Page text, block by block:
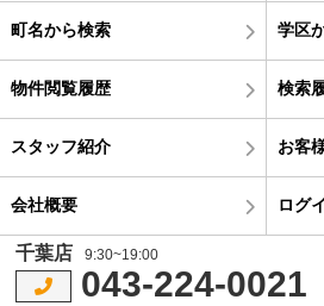
町名から検索 学区
物件閲覧履歴 検索
スタッフ紹介 お客
会社概要 ログ
千葉店 9:30~19:00
043-224-0021